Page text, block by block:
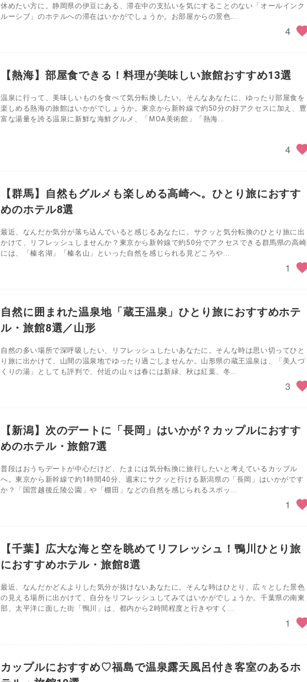
休めたい方に。静岡県の伊豆にある、滞在中の支払いを気にすることのない「オールインク
ルーシブ」のホテルへの滞在はいかがでしょうか。お部屋からの景色...
4
【熱海】部屋食できる！料理が美味しい旅館おすすめ13選
温泉に行って、美味しいものを食べて気分転換したい。そんなあなたに、ゆったり部屋食を
楽しめる熱海の旅館はいかがでしょうか。東京から新幹線で約50分の好アクセスに加え、豊
富な湯量を誇る温泉に新鮮な海鮮グルメ、「MOA美術館」「熱海...
4
【群馬】自然もグルメも楽しめる高崎へ。ひとり旅におすす
めのホテル8選
最近、なんだか気分が落ち込んでいると感じるあなたに。サクッと気分転換のひとり旅に出
かけて、リフレッシュしませんか？東京から新幹線で約50分でアクセスできる群馬県の高崎
には、「榛名湖」「榛名山」といった自然を感じられる見どころや...
1
自然に囲まれた温泉地「蔵王温泉」ひとり旅におすすめホテ
ル・旅館8選／山形
自然の多い場所で深呼吸したい、リフレッシュしたいあなたに。そんな時は思い切ってひと
り旅に出かけて、山間の温泉地でゆったり過ごしませんか。山形県の蔵王温泉は、「美人づ
くりの湯」としても評判で、付近の山々は春には新緑、秋は紅葉、冬...
3
【新潟】次のデートに「長岡」はいかが？カップルにおすす
めのホテル・旅館7選
普段はおうちデートが中心だけど、たまには気分転換に旅行したいと考えているカップル
へ。東京から新幹線で約1時間40分、週末にサクッと行ける新潟県の「長岡」はいかがです
か？「国営越後丘陵公園」や「棚田」などの自然を感じられるスポッ...
1
【千葉】広大な海と空を眺めてリフレッシュ！鴨川ひとり旅
におすすめホテル・旅館8選
最近、なんだかどんよりした気分が抜けないあなたに。そんな時はひとり、広々とした景色
の見える場所に出かけて、自分をリフレッシュしてみてはいかがでしょうか。千葉県の南東
部、太平洋に面した街「鴨川」は、都内から2時間程度と行きやすく...
1
カップルにおすすめ♡福島で温泉露天風呂付き客室のあるホ